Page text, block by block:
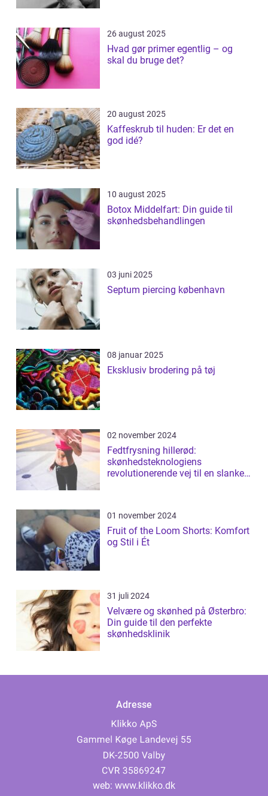
26 august 2025
Hvad gør primer egentlig – og
skal du bruge det?
20 august 2025
Kaffeskrub til huden: Er det en
god idé?
10 august 2025
Botox Middelfart: Din guide til
skønhedsbehandlingen
03 juni 2025
Septum piercing københavn
08 januar 2025
Eksklusiv brodering på tøj
02 november 2024
Fedtfrysning hillerød:
skønhedsteknologiens
revolutionerende vej til en slankere
01 november 2024
Fruit of the Loom Shorts: Komfort
og Stil i Ét
31 juli 2024
Velvære og skønhed på Østerbro:
Din guide til den perfekte
skønhedsklinik
Adresse
web: www.klikko.dk